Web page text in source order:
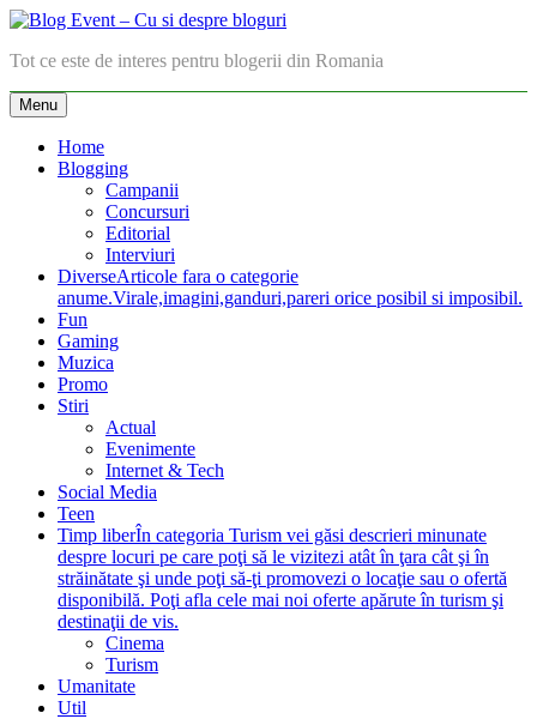
Skip
content
Blog Event – Cu si despre bloguri
Tot ce este de interes pentru blogerii din Romania
Menu
Home
Blogging
Campanii
Concursuri
Editorial
Interviuri
DiverseArticole fara o categorie
anume.Virale,imagini,ganduri,pareri orice posibil si imposibil.
Fun
Gaming
Muzica
Promo
Stiri
Actual
Evenimente
Internet & Tech
Social Media
Teen
Timp liberÎn categoria Turism vei găsi descrieri minunate
despre locuri pe care poţi să le vizitezi atât în ţara cât şi în
străinătate şi unde poţi să-ţi promovezi o locaţie sau o ofertă
disponibilă. Poţi afla cele mai noi oferte apărute în turism şi
destinaţii de vis.
Cinema
Turism
Umanitate
Util